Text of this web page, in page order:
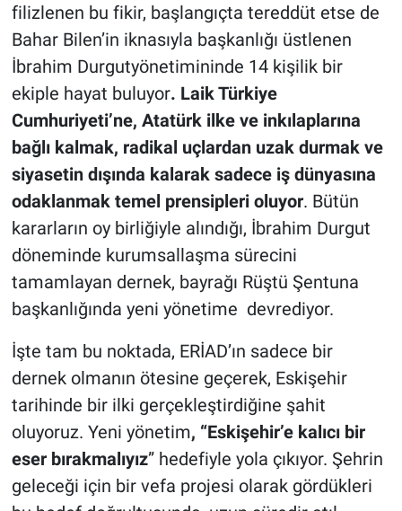
filizlenen bu fikir, başlangıçta tereddüt etse de
Bahar Bilen’in iknasıyla başkanlığı üstlenen
İbrahim Durgutyönetimininde 14 kişilik bir
ekiple hayat buluyor. Laik Türkiye
Cumhuriyeti’ne, Atatürk ilke ve inkılaplarına
bağlı kalmak, radikal uçlardan uzak durmak ve
siyasetin dışında kalarak sadece iş dünyasına
odaklanmak temel prensipleri oluyor. Bütün
kararların oy birliğiyle alındığı, İbrahim Durgut
döneminde kurumsallaşma sürecini
tamamlayan dernek, bayrağı Rüştü Şentuna
başkanlığında yeni yönetime devrediyor.
İşte tam bu noktada, ERİAD’ın sadece bir
dernek olmanın ötesine geçerek, Eskişehir
tarihinde bir ilki gerçekleştirdiğine şahit
oluyoruz. Yeni yönetim, “Eskişehir’e kalıcı bir
eser bırakmalıyız” hedefiyle yola çıkıyor. Şehrin
geleceği için bir vefa projesi olarak gördükleri